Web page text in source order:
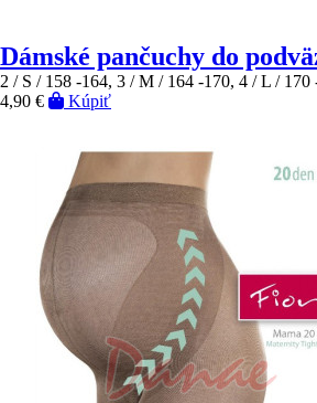
Dámské pančuchy do
2 / S / 158 -164, 3 / M / 164 -170, 4 / L / 170
4,90 €
Kúpiť